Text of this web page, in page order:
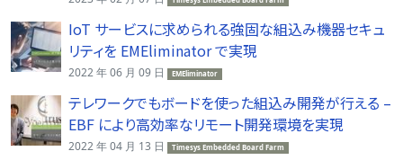
IoT サービスに求められる強固な組込み機器セキュ
リティを EMEliminator で実現
2022 年 06 月 09 日 EMEliminator
テレワークでもボードを使った組込み開発が行える –
EBF により高効率なリモート開発環境を実現
2022 年 04 月 13 日 Timesys Embedded Board Farm